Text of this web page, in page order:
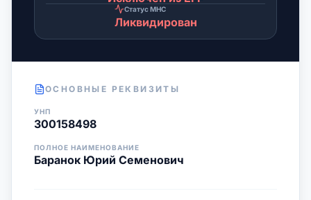
Статус МНС
Ликвидирован
ОСНОВНЫЕ РЕКВИЗИТЫ
УНП
300158498
ПОЛНОЕ НАИМЕНОВАНИЕ
Баранок Юрий Семенович